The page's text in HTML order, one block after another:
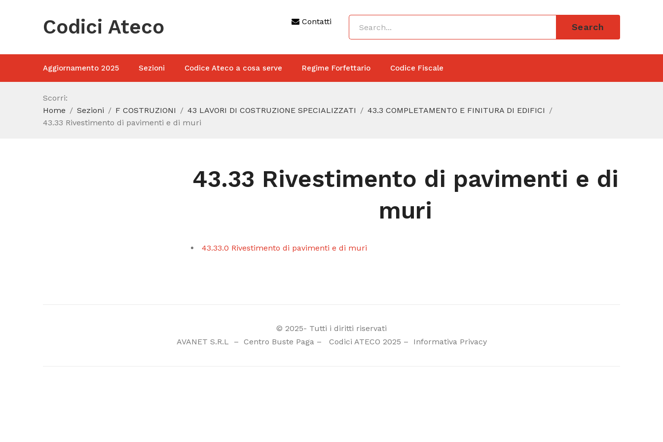
Codici Ateco Contatti
Search
Aggiornamento 2025 Sezioni Codice Ateco a cosa serve Regime Forfettario Codice Fiscale
Scorri:
Home
Sezioni F COSTRUZIONI 43 LAVORI DI COSTRUZIONE SPECIALIZZATI
43.3 COMPLETAMENTO E FINITURA DI EDIFICI
43.33 Rivestimento di pavimenti e di muri
43.33 Rivestimento di pavimenti e di
muri
43.33.0 Rivestimento di pavimenti e di muri
© 2025- Tutti i diritti riservati
AVANET S.R.L
– Centro Buste Paga– Codici ATECO 2025 – Informativa Privacy